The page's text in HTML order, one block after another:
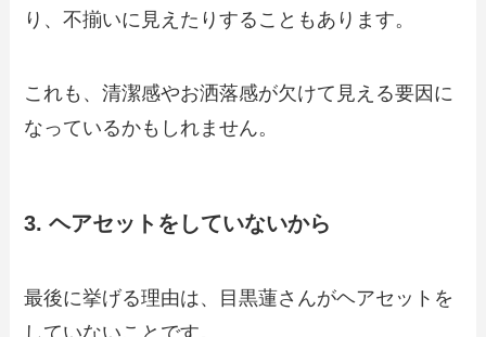
り、不揃いに見えたりすることもあります。
これも、清潔感やお洒落感が欠けて見える要因に
なっているかもしれません。
3. ヘアセットをしていないから
最後に挙げる理由は、目黒蓮さんがヘアセットを